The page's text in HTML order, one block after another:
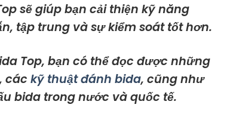
sẽ giúp bạn cải thiện kỹ năng
tập trung và sự kiểm soát tốt hơn.
Top, bạn có thể đọc được những
các kỹ thuật đánh bida, cũng như
bida trong nước và quốc tế.